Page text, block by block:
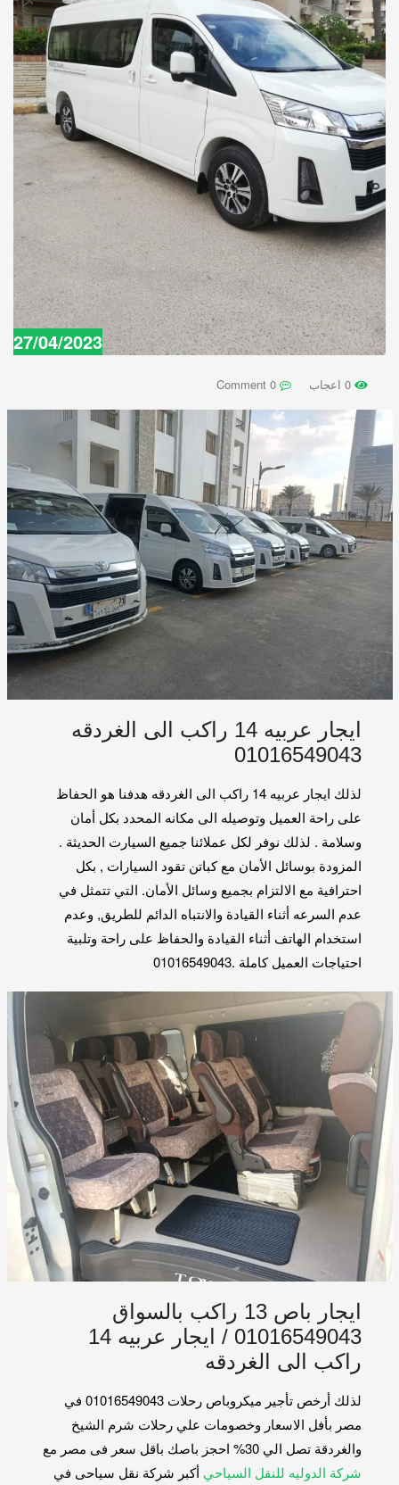
27/04/2023
ايجار عربيه 14 راكب الى الغردقه
01016549043
لذلك ايجار عربيه 14 راكب الى الغردقه هدفنا هو الحفاظ
على راحة العميل وتوصيله الى مكانه المحدد بكل أمان
وسلامة . لذلك نوفر لكل عملائنا جميع السيارت الحديثة .
المزودة بوسائل الأمان مع كباتن تقود السيارات , بكل
احترافية مع الالتزام بجميع وسائل الأمان. التي تتمثل في
عدم السرعه أثناء القيادة والانتباه الدائم للطريق, وعدم
استخدام الهاتف أثناء القيادة والحفاظ على راحة وتلبية
احتياجات العميل كاملة .01016549043
ايجار باص 13 راكب بالسواق
01016549043 / ايجار عربيه 14
راكب الى الغردقه
لذلك أرخص تأجير ميكروباص رحلات 01016549043 في
مصر بأفل الاسعار وخصومات علي رحلات شرم الشيخ
والغردقة تصل الي 30% احجز باصك باقل سعر فى مصر مع
شركة الدوليه للنقل السياحي أكبر شركة نقل سياحى في